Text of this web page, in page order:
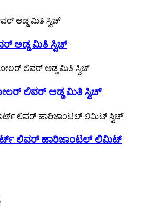
ಅಡ್ಡ ಮಿತಿ ಸ್ವಿಚ್
ಲಿವರ್ ಅಡ್ಡ ಮಿತಿ ಸ್ವಿಚ್
ಲಿವರ್ ಹಾರಿಜಾಂಟಲ್ ಲಿಮಿಟ್